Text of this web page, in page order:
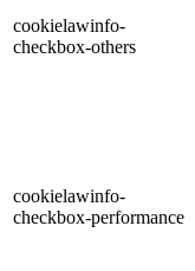
cookielawinfo-
checkbox-others
cookielawinfo-
checkbox-performance